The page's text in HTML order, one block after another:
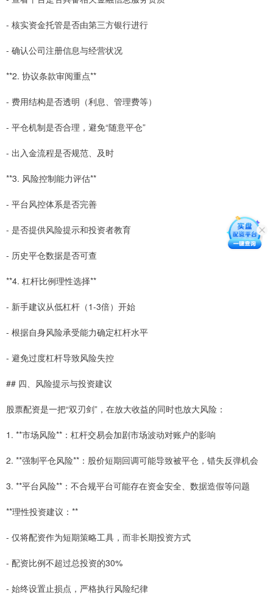
- 核实资金托管是否由第三方银行进行
- 确认公司注册信息与经营状况
**2. 协议条款审阅重点**
- 费用结构是否透明（利息、管理费等）
- 平仓机制是否合理，避免“随意平仓”
- 出入金流程是否规范、及时
**3. 风险控制能力评估**
- 平台风控体系是否完善
- 是否提供风险提示和投资者教育
- 历史平仓数据是否可查
**4. 杠杆比例理性选择**
- 新手建议从低杠杆（1-3倍）开始
- 根据自身风险承受能力确定杠杆水平
- 避免过度杠杆导致风险失控
## 四、风险提示与投资建议
股票配资是一把“双刃剑”，在放大收益的同时也放大风险：
1. **市场风险**：杠杆交易会加剧市场波动对账户的影响
2. **强制平仓风险**：股价短期回调可能导致被平仓，错失反弹机会
3. **平台风险**：不合规平台可能存在资金安全、数据造假等问题
**理性投资建议：**
- 仅将配资作为短期策略工具，而非长期投资方式
- 配资比例不超过总投资的30%
- 始终设置止损点，严格执行风险纪律